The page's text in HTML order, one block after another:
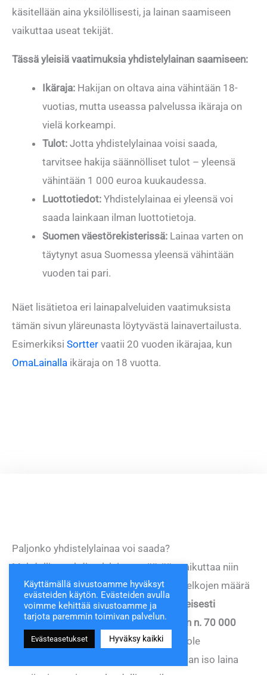
käsitellään aina yksilöllisesti, ja lainan saamiseen
vaikuttaa useat tekijät.
Tässä yleisiä vaatimuksia yhdistelylainan saamiseen:
Ikäraja: Hakijan on oltava aina vähintään 18-
vuotias, mutta useassa palvelussa ikäraja on
vielä korkeampi.
Tulot: Jotta yhdistelylainaa voisi saada,
tarvitsee hakija säännölliset tulot – yleensä
vähintään 1 000 euroa kuukaudessa.
Luottotiedot: Yhdistelylainaa ei yleensä voi
saada lainkaan ilman luottotietoja.
Suomen väestörekisterissä: Lainaa varten on
täytynyt asua Suomessa yleensä vähintään
vuoden tai pari.
Näet lisätietoa eri lainapalveluiden vaatimuksista
tämän sivun yläreunasta löytyvästä lainavertailusta.
Esimerkiksi Sortter vaatii 20 vuoden ikärajaa, kun
OmaLainalla ikäraja on 18 vuotta.
Paljonko yhdistelylainaa voi saada?
Mahdollisen yhdistelylainan määrään vaikuttaa niin
hakijan taloudellinen tilanne, vanhojen velkojen määrä
kuin luotonmyöntäjän rajoituksetkin.
Yleisesti
yhdistelylainaa voi saada maksimissaan n. 70 000
euron verran.Useimmilla ei kuitenkaan ole
mahdollista saada näin paljoa lainaa, vaan iso laina
Käyttämällä sivustoamme hyväksyt
evästeiden käytön. Evästeiden avulla
voimme kehittää sivustoamme ja
tarjota paremmin toimivan palvelun.
Evästeasetukset Hyväksy kaikki